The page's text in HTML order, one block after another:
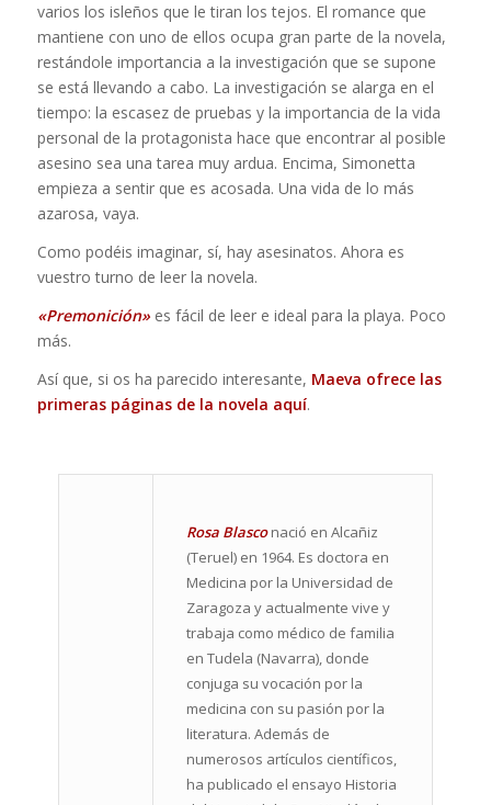
varios los isleños que le tiran los tejos. El romance que
mantiene con uno de ellos ocupa gran parte de la novela,
restándole importancia a la investigación que se supone
se está llevando a cabo. La investigación se alarga en el
tiempo: la escasez de pruebas y la importancia de la vida
personal de la protagonista hace que encontrar al posible
asesino sea una tarea muy ardua. Encima, Simonetta
empieza a sentir que es acosada. Una vida de lo más
azarosa, vaya.
Como podéis imaginar, sí, hay asesinatos. Ahora es
vuestro turno de leer la novela.
«Premonición»es fácil de leer e ideal para la playa. Poco
más.
Así que, si os ha parecido interesante, Maeva ofrece las
primeras páginas de la novela aquí.
Rosa Blasconació en Alcañiz
(Teruel) en 1964. Es doctora en
Medicina por la Universidad de
Zaragoza y actualmente vive y
trabaja como médico de familia
en Tudela (Navarra), donde
conjuga su vocación por la
medicina con su pasión por la
literatura. Además de
numerosos artículos científicos,
ha publicado el ensayo Historia
FICHA TÉCNICA